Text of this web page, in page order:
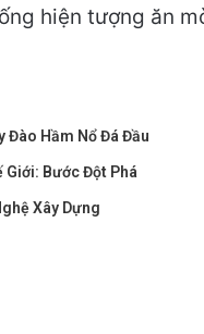
hiện tượng ăn
Đào Hầm Nổ Đá Đầu
Giới: Bước Đột Phá
Xây Dựng